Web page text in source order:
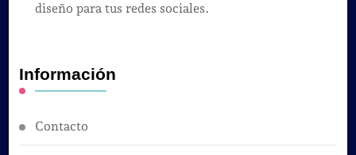
diseño para tus redes sociales.
Información
Contacto